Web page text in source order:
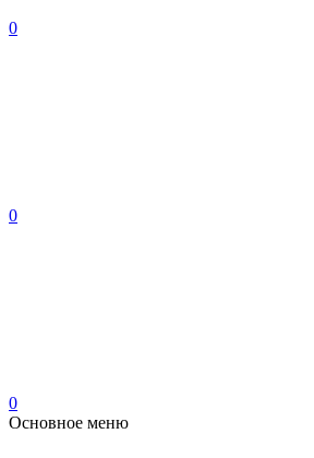
0
0
0
Основное меню